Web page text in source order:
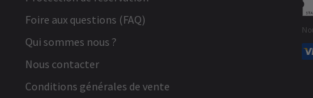
compréhension de l’opéra lui-même
Albert Armitage
Excellent rapport qualité-prix. Super
soirée !
Foire aux questions (FAQ)
Qui sommes nous ?
Nous contacter
Conditions générales de vente